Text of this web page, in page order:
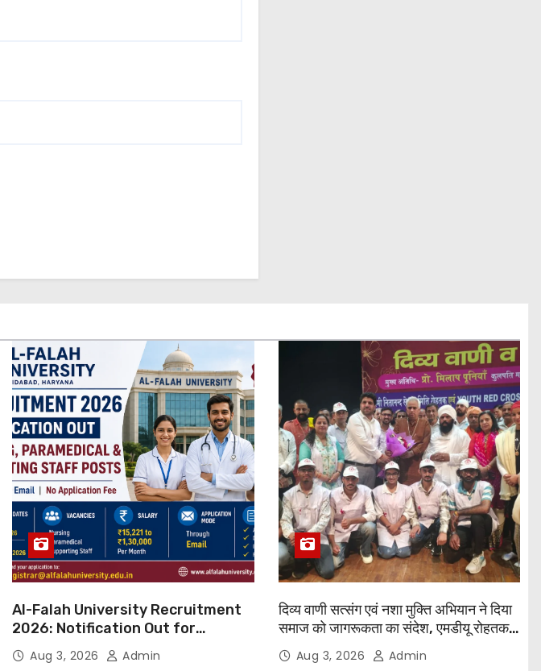
Al-Falah University Recruitment
2026: Notification Out for
Nursing, Paramedical &
Supporting Staff Posts, Apply
Aug 3, 2026 Admin
दिव्य वाणी सत्संग एवं नशा मुक्ति अभियान ने दिया
समाज को जागरूकता का संदेश, एमडीयू रोहतक में
हजारों लोगों ने लिया संकल्प
Aug 3, 2026 Admin